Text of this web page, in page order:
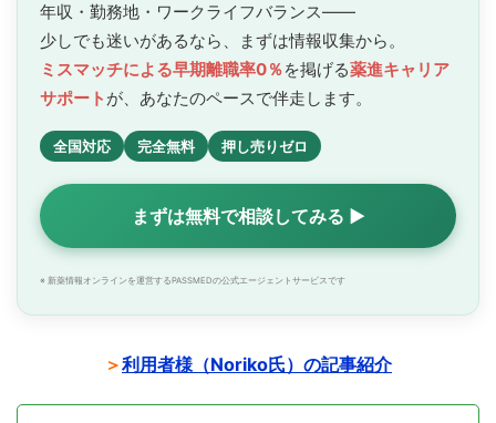
年収・勤務地・ワークライフバランス——
少しでも迷いがあるなら、まずは情報収集から。
ミスマッチによる早期離職率0％を掲げる薬進キャリア
サポート が、あなたのペースで伴走します。
全国対応 完全無料 押し売りゼロ
まずは無料で相談してみる ▶
※ 新薬情報オンラインを運営するPASSMEDの公式エージェントサービスです
＞利用者様（Noriko氏）の記事紹介